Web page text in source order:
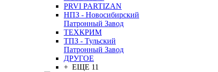
PRVI PARTIZAN
НПЗ - Новосибирский
Патронный Завод
ТЕХКРИМ
ТПЗ - Тульский
Патронный Завод
ДРУГОЕ
+ ЕЩЕ 11